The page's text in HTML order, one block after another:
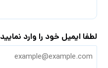
لطفا ایمیل خود را وارد نمایید